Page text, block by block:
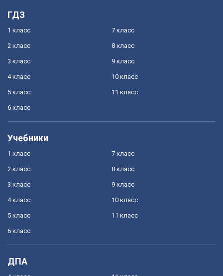
ГДЗ
1 класс
2 класс
3 класс
4 класс
5 класс
6 класс
7 класс
8 класс
9 класс
10 класс
11 класс
Учебники
1 класс
2 класс
3 класс
4 класс
5 класс
6 класс
7 класс
8 класс
9 класс
10 класс
11 класс
ДПА